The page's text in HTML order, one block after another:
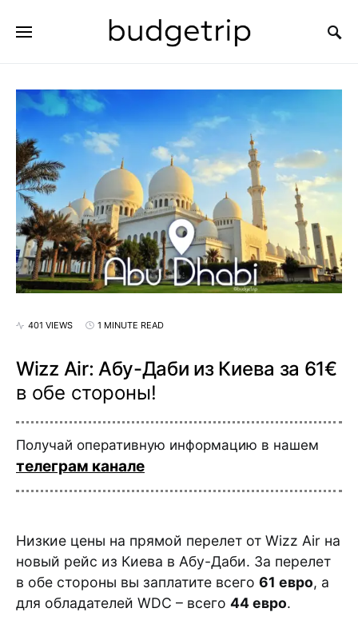
401 VIEWS 1 MINUTE READ
Wizz Air: Абу-Даби из Киева за 61€
в обе стороны!
Получай оперативную информацию в нашем
телеграм канале
Низкие цены на прямой перелет от Wizz Air на
новый рейс из Киева в Абу-Даби. За перелет
в обе стороны вы заплатите всего 61 евро, а
для обладателей WDC – всего 44 евро.